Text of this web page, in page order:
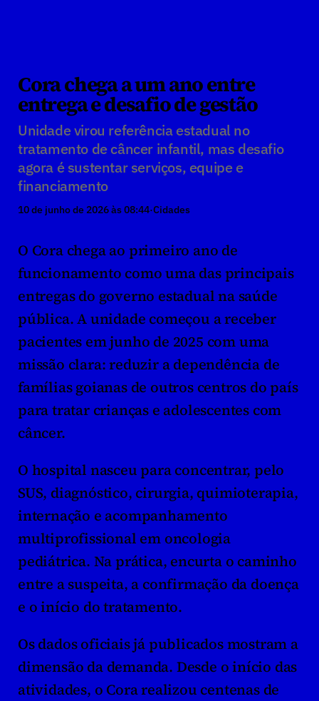
Cora chega a um ano entre
entrega e desafio de gestão
Unidade virou referência estadual no
tratamento de câncer infantil, mas desafio
agora é sustentar serviços, equipe e
financiamento
10 de junho de 2026 às 08:44·Cidades
O Cora chega ao primeiro ano de
funcionamento como uma das principais
entregas do governo estadual na saúde
pública. A unidade começou a receber
pacientes em junho de 2025 com uma
missão clara: reduzir a dependência de
famílias goianas de outros centros do país
para tratar crianças e adolescentes com
câncer.
O hospital nasceu para concentrar, pelo
SUS, diagnóstico, cirurgia, quimioterapia,
internação e acompanhamento
multiprofissional em oncologia
pediátrica. Na prática, encurta o caminho
entre a suspeita, a confirmação da doença
e o início do tratamento.
Os dados oficiais já publicados mostram a
dimensão da demanda. Desde o início das
atividades, o Cora realizou centenas de